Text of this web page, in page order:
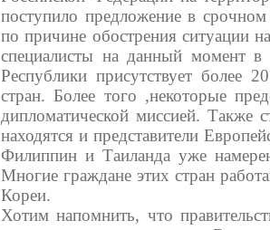
поступило предложение в
по причине обострения ситуации
специалисты на данный момент в
Республики присутствует более
стран. Более того ,некоторые
дипломатической миссией. Также
находятся и представители
Филиппин и Таиланда уже
Многие граждане этих стран
Кореи.
Хотим напомнить, что